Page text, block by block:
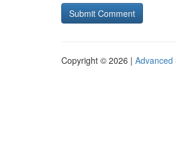
Copyright © 2026 | Advanced